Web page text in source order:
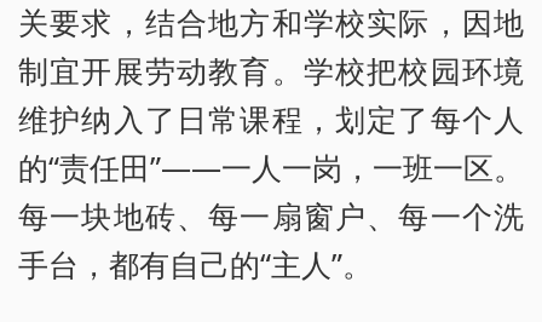
关要求，结合地方和学校实际，因地
制宜开展劳动教育。学校把校园环境
维护纳入了日常课程，划定了每个人
的“责任田”——一人一岗，一班一区。
每一块地砖、每一扇窗户、每一个洗
手台，都有自己的“主人”。